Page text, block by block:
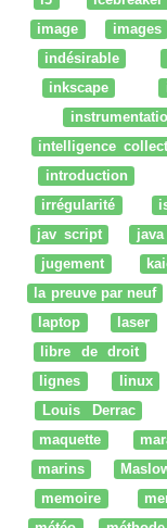
image
images
indésirable
inkscape
intelligence
introduction
irrégularité
jav script
java
jugement
la preuve par neuf
laptop
laser
libre de droit
lignes
linux
Louis Derrac
maquette
marins
memoire